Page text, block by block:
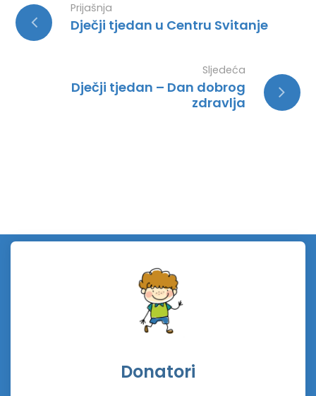
Prijašnja
Dječji tjedan u Centru Svitanje
Sljedeća
Dječji tjedan – Dan dobrog
zdravlja
Donatori